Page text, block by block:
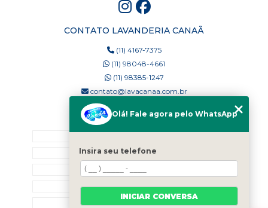
CONTATO LAVANDERIA CANAÃ
(11) 4167-7375
(11) 98048-4661
(11) 98385-1247
contato@lavacanaa.com.br
MENU
Quem Somos
Blog
Serviços
Contato
Olá! Fale agora pelo WhatsApp
Insira seu telefone
INICIAR CONVERSA